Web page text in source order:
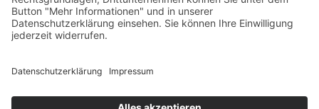
Mo - Fr von 8 - 17 Uhr
SCHREIBEN SIE UNS